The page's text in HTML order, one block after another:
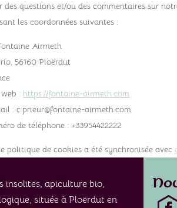
des questions et/ou des commentaires sur
les coordonnées suivantes :
Airmeth
56160 Ploërdut
: https://fontaine-airmeth.com
:c.prieur@fontaine-airmeth.com
de téléphone : +33954422222
politique de cookies a été synchronisée avec
insolites, apiculture bio,
située à Ploërdut en